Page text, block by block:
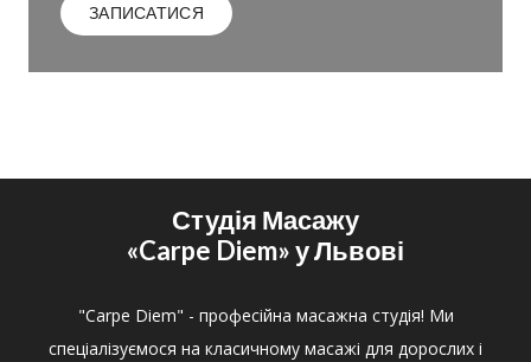
ЗАПИСАТИСЯ
Студія Масажу
«Carpe Diem»у Львові
"Carpe Diem" - професійна масажна студія! Ми
спеціалізуємося на класичному масажі для дорослих і